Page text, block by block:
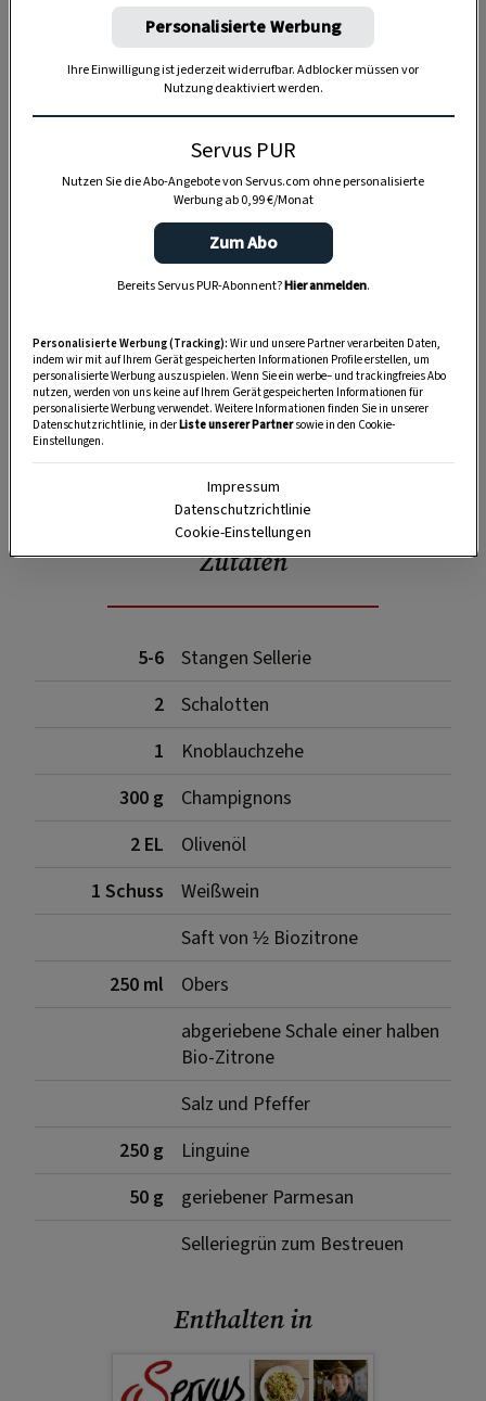
Anzeige
SPEICHERN DRUCKEN
Zutaten
5-6
Stangen Sellerie
2
Schalotten
1
Knoblauchzehe
300 g
Champignons
2 EL
Olivenöl
1 Schuss
Weißwein
Saft von ½ Biozitrone
250 ml
Obers
abgeriebene Schale einer halben
Bio-Zitrone
Salz und Pfeffer
250 g
Linguine
50 g
geriebener Parmesan
Selleriegrün zum Bestreuen
Enthalten in
Personalisierte Werbung
Ihre Einwilligung ist jederzeit widerrufbar. Adblocker müssen vor
Nutzung deaktiviert werden.
Servus PUR
Nutzen Sie die Abo-Angebote von Servus.com ohne personalisierte
Werbung ab 0,99 €/Monat
Zum Abo
Bereits Servus PUR-Abonnent?Hier anmelden.
Personalisierte Werbung (Tracking): Wir und unsere Partner verarbeiten Daten,
indem wir mit auf Ihrem Gerät gespeicherten Informationen Profile erstellen, um
personalisierte Werbung auszuspielen. Wenn Sie ein werbe– und trackingfreies Abo
nutzen, werden von uns keine auf Ihrem Gerät gespeicherten Informationen für
personalisierte Werbung verwendet. Weitere Informationen finden Sie in unserer
Datenschutzrichtlinie, in derListe unserer Partnersowie in den Cookie-
Einstellungen.
Impressum
Datenschutzrichtlinie
Cookie-Einstellungen